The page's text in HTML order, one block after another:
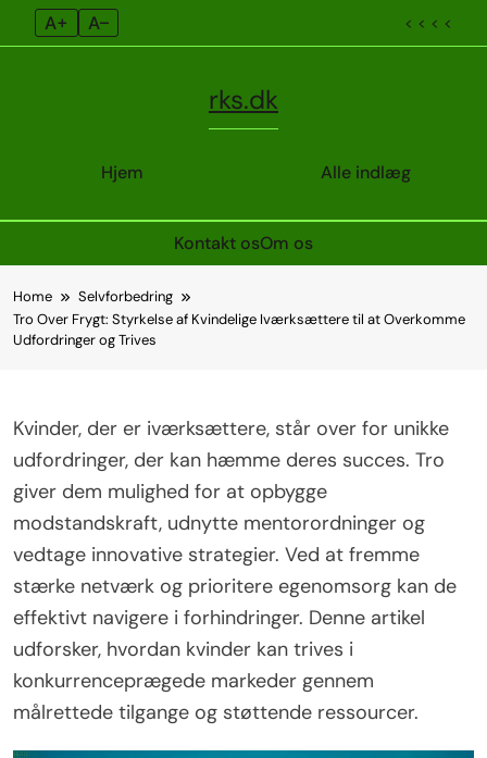
A+ A– < < < <
Hjem
rks.dk
Alle indlæg
Kontakt osOm os
to
content
Home
Selvforbedring
Tro Over Frygt: Styrkelse af Kvindelige Iværksættere til at Overkomme
Udfordringer og Trives
Kvinder, der er iværksættere, står over for unikke
udfordringer, der kan hæmme deres succes. Tro
giver dem mulighed for at opbygge
modstandskraft, udnytte mentorordninger og
vedtage innovative strategier. Ved at fremme
stærke netværk og prioritere egenomsorg kan de
effektivt navigere i forhindringer. Denne artikel
udforsker, hvordan kvinder kan trives i
konkurrenceprægede markeder gennem
målrettede tilgange og støttende ressourcer.